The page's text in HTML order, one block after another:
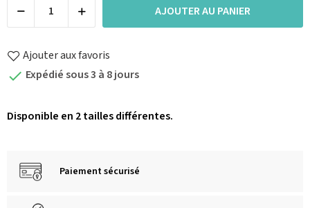
AJOUTER AU PANIER
Ajouter aux favoris
 Expédié sous 3 à 8 jours
Disponible en 2 tailles différentes.
Paiement sécurisé